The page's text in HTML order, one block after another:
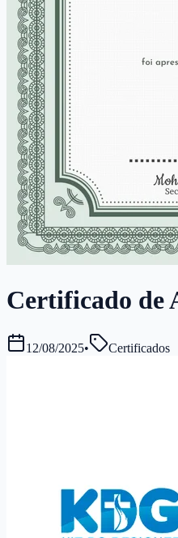
Certificado de
12/08/2025• Certificados